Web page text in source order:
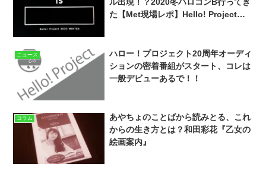
ル出現！？2020冬ハロコンB行ってき
た【Met現場レポ】Hello! Project
ニュース
ハロー！プロジェクト20周年オーディ
ションの密着番組がスタート、コレは
一般デビューあるで！！
コラム
あやちょのことばから読みとる、これ
からの生き方とは？和田彩花『乙女の
絵画案内』